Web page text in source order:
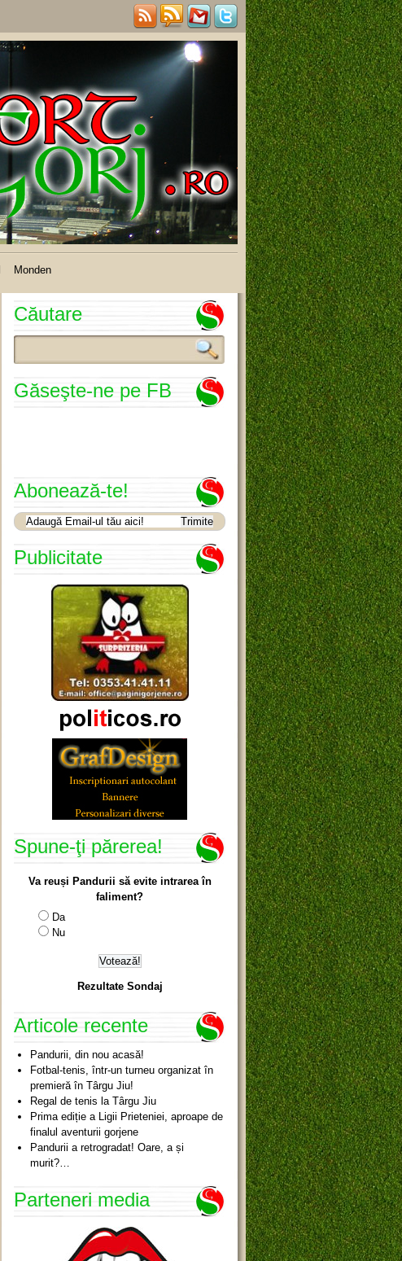
Monden
Căutare
Găseşte-ne pe FB
Abonează-te!
Publicitate
Spune-ţi părerea!
Va reuși Pandurii să evite intrarea în
faliment?
Da
Nu
Rezultate Sondaj
Articole recente
Pandurii, din nou acasă!
Fotbal-tenis, într-un turneu organizat în
premieră în Târgu Jiu!
Regal de tenis la Târgu Jiu
Prima ediție a Ligii Prieteniei, aproape de
finalul aventurii gorjene
Pandurii a retrogradat! Oare, a și
murit?…
Parteneri media